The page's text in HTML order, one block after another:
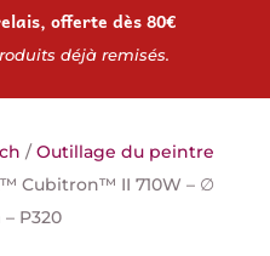
offerte dès 80€
déjà remisés.
/Outillage du peintre
Cubitron™ II 710W – ∅
– P320